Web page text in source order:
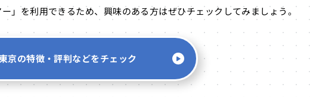
」を利用できるため、興味のある方はぜひチェックしてみましょう。
京の特徴・評判などをチェック